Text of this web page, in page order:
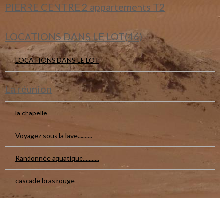
PIERRE CENTRE 2 appartements T2
LOCATIONS DANS LE LOT(46)
LOCATIONS DANS LE LOT
La réunion
la chapelle
Voyagez sous la lave..........
Randonnée aquatique...........
cascade bras rouge